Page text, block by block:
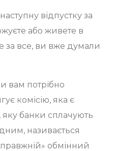
відпустку за
або живете в
за все, ви вже думали
вам потрібно
комісію, яка є
банки сплачують
називається
обмінний